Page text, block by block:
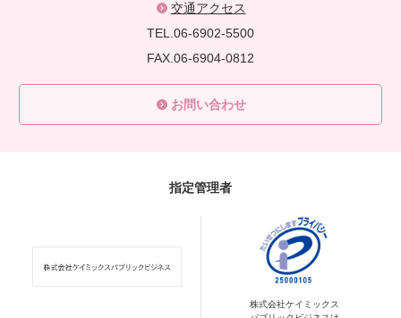
交通アクセス
TEL.06-6902-5500
FAX.06-6904-0812
お問い合わせ
指定管理者
株式会社ケイミックス